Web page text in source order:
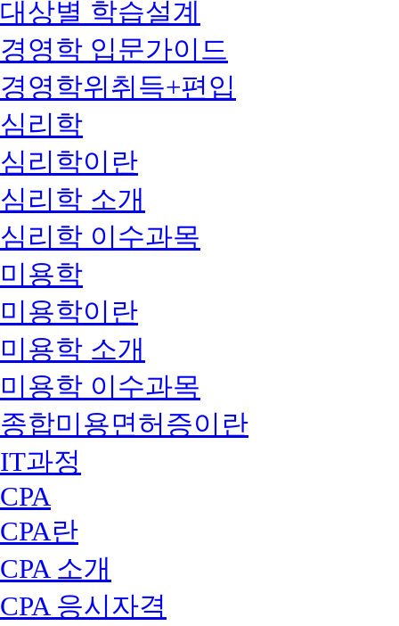
대상별 학습설계
경영학 입문가이드
경영학위취득+편입
심리학
심리학이란
심리학 소개
심리학 이수과목
미용학
미용학이란
미용학 소개
미용학 이수과목
종합미용면허증이란
IT과정
CPA
CPA란
CPA 소개
CPA 응시자격